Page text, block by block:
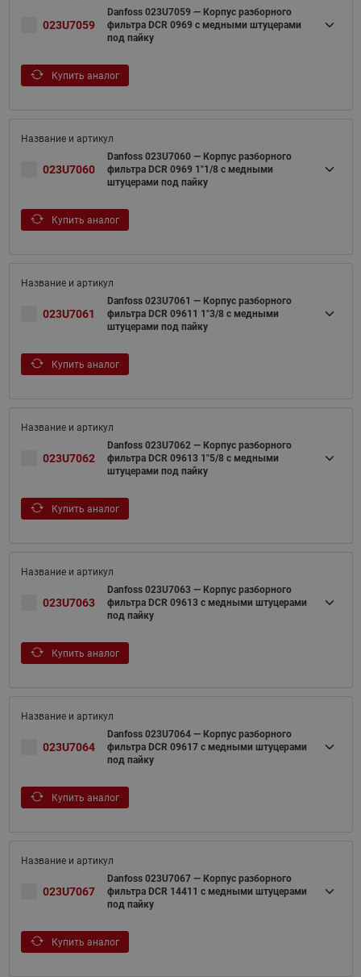
023U7059
Danfoss 023U7059 — Корпус разборного
фильтра DCR 0969 с медными штуцерами
под пайку
Купить аналог
023U7060
Danfoss 023U7060 — Корпус разборного
фильтра DCR 0969 1"1/8 с медными
штуцерами под пайку
Купить аналог
023U7061
Danfoss 023U7061 — Корпус разборного
фильтра DCR 09611 1"3/8 с медными
штуцерами под пайку
Купить аналог
023U7062
Danfoss 023U7062 — Корпус разборного
фильтра DCR 09613 1"5/8 с медными
штуцерами под пайку
Купить аналог
023U7063
Danfoss 023U7063 — Корпус разборного
фильтра DCR 09613 с медными штуцерами
под пайку
Купить аналог
023U7064
Danfoss 023U7064 — Корпус разборного
фильтра DCR 09617 с медными штуцерами
под пайку
Купить аналог
023U7067
Danfoss 023U7067 — Корпус разборного
фильтра DCR 14411 с медными штуцерами
под пайку
Купить аналог